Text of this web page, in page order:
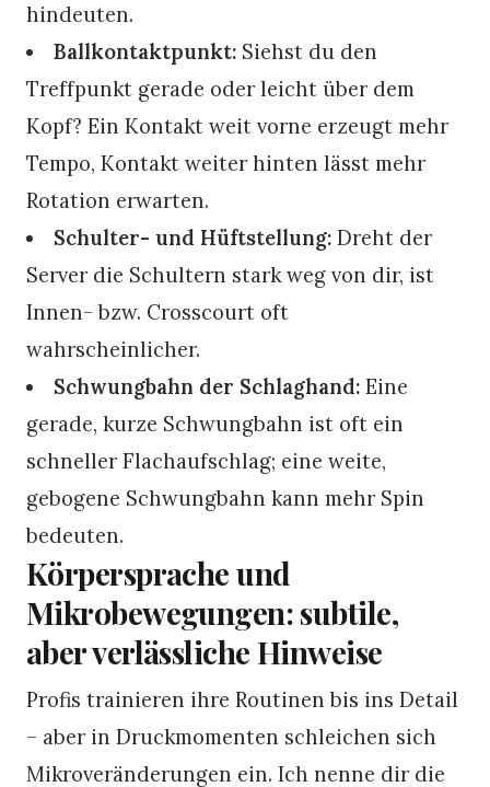
hindeuten.
Ballkontaktpunkt: Siehst du den
Treffpunkt gerade oder leicht über dem
Kopf? Ein Kontakt weit vorne erzeugt mehr
Tempo, Kontakt weiter hinten lässt mehr
Rotation erwarten.
Schulter- und Hüftstellung: Dreht der
Server die Schultern stark weg von dir, ist
Innen- bzw. Crosscourt oft
wahrscheinlicher.
Schwungbahn der Schlaghand: Eine
gerade, kurze Schwungbahn ist oft ein
schneller Flachaufschlag; eine weite,
gebogene Schwungbahn kann mehr Spin
bedeuten.
Körpersprache und
Mikrobewegungen: subtile,
aber verlässliche Hinweise
Profis trainieren ihre Routinen bis ins Detail
– aber in Druckmomenten schleichen sich
Mikroveränderungen ein. Ich nenne dir die